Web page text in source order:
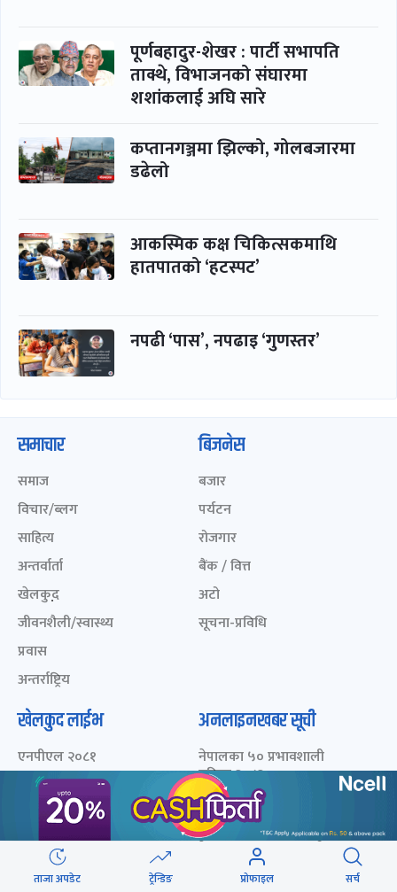
पूर्णबहादुर-शेखर : पार्टी सभापति
ताक्थे, विभाजनको संघारमा
शशांकलाई अघि सारे
कप्तानगञ्जमा झिल्को, गोलबजारमा
डढेलो
आकस्मिक कक्ष चिकित्सकमाथि
हातपातको ‘हटस्पट’
नपढी ‘पास’, नपढाइ ‘गुणस्तर’
ताजा अपडेट ट्रेन्डिङ प्रोफाइल सर्च
समाचार
समाज
विचार/ब्लग
साहित्य
अन्तर्वार्ता
खेलकुद़़
जीवनशैली/स्वास्थ्य
प्रवास
अन्तर्राष्ट्रिय
बिजनेस
बजार
पर्यटन
रोजगार
बैंक / वित्त
अटो
सूचना-प्रविधि
खेलकुद लाईभ
एनपीएल २०८१
ICC Men T20 World Cup
2024
IPL 2024
Aaha RARA Pokhara
gold cup
अनलाइनखबर सूची
नेपालका ५० प्रभावशाली
महिला २०८२
नेपालका ५० प्रभावशाली
महिला २०८१
नेपालका ५० प्रभावशाली
महिला २०८०